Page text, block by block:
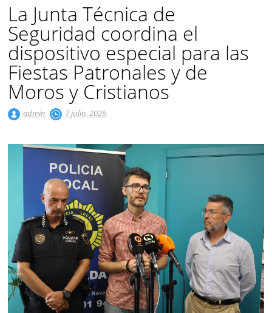
La Junta Técnica de
Seguridad coordina el
dispositivo especial para las
Fiestas Patronales y de
Moros y Cristianos
admin 7 julio, 2026